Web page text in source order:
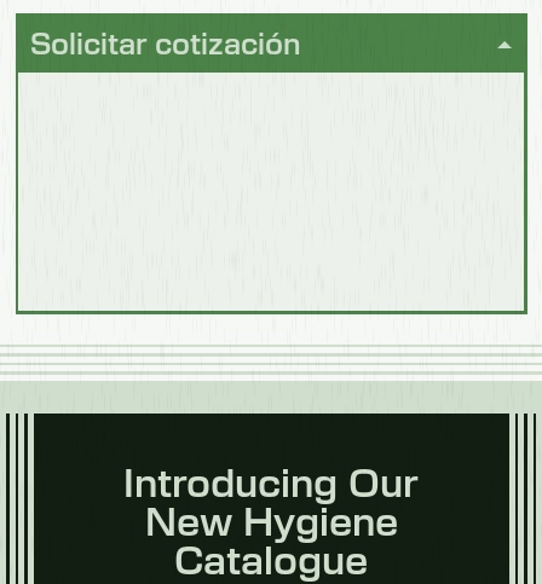
Solicitar cotización
Introducing Our
New Hygiene
Catalogue